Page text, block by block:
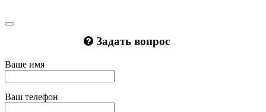
Задать вопрос
Ваше имя
Ваш телефон